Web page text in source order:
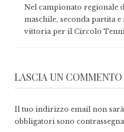
Nel campionato regionale
maschile, seconda partita
vittoria per il Circolo
LASCIA UN COMMENTO
Il tuo indirizzo email non
obbligatori sono